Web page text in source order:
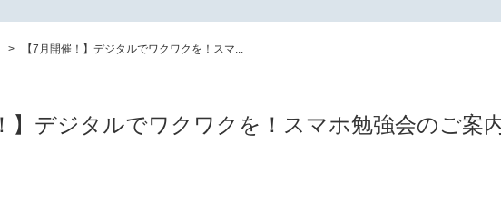
【7月開催！】デジタルでワクワクを！スマ...
】デジタルでワクワクを！スマホ勉強会のご案